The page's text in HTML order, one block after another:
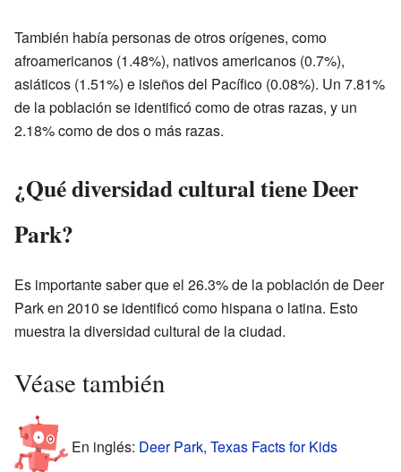
También había personas de otros orígenes, como
afroamericanos (1.48%), nativos americanos (0.7%),
asiáticos (1.51%) e isleños del Pacífico (0.08%). Un 7.81%
de la población se identificó como de otras razas, y un
2.18% como de dos o más razas.
¿Qué diversidad cultural tiene Deer
Park?
Es importante saber que el 26.3% de la población de Deer
Park en 2010 se identificó como hispana o latina. Esto
muestra la diversidad cultural de la ciudad.
Véase también
En inglés: Deer Park, Texas Facts for Kids